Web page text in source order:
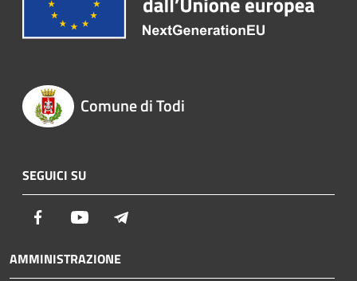
Comune di Todi
SEGUICI SU
Facebook Youtube
AMMINISTRAZIONE